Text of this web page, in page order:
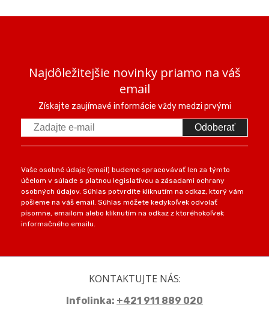
Najdôležitejšie novinky priamo na váš
email
Získajte zaujímavé informácie vždy medzi prvými
Odoberať
Vaše osobné údaje (email) budeme spracovávať len za týmto
účelom v súlade s platnou legislatívou a zásadami ochrany
osobných údajov. Súhlas potvrdíte kliknutím na odkaz, ktorý vám
pošleme na váš email. Súhlas môžete kedykoľvek odvolať
písomne, emailom alebo kliknutím na odkaz z ktoréhokoľvek
informačného emailu.
KONTAKTUJTE NÁS:
Infolinka: +421 911 889 020